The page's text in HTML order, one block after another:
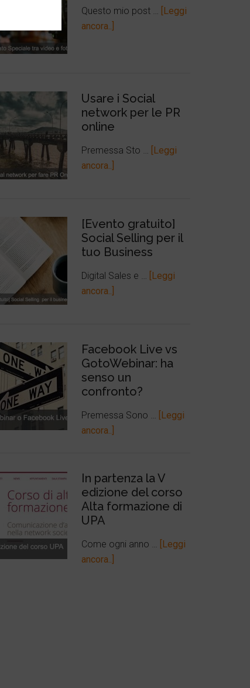
Questo mio post …
[Leggi
ancora..]
Usare i Social
network per le PR
online
Premessa Sto …
[Leggi
ancora..]
[Evento gratuito]
Social Selling per il
tuo Business
Digital Sales e …
[Leggi
ancora..]
Facebook Live vs
GotoWebinar: ha
senso un
confronto?
Premessa Sono …
[Leggi
ancora..]
In partenza la V
edizione del corso
Alta formazione di
UPA
Come ogni anno …
[Leggi
ancora..]